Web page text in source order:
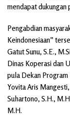
mendapat dukungan
Pengabdian
Keindonesiaan”
Gatut Sunu, S.E.,
Dinas Koperasi dan
pula Dekan
Yovita Aris
Suhartono, S.H.,
M.H.